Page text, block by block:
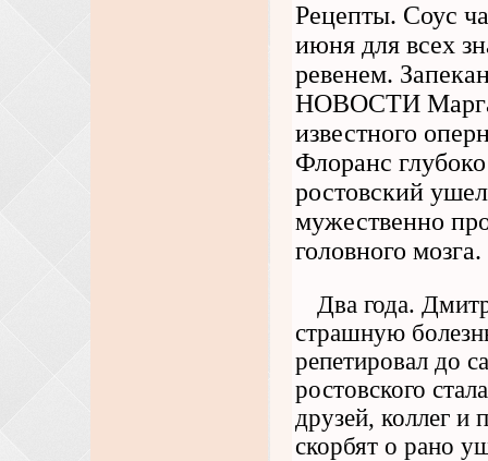
Рецепты. Соус
июня для всех
ревенем.
НОВОСТИ
известного
Флоранс
ростовский
мужественно
головного мозга.
Два года.
страшную
репетировал до
ростовского
друзей, коллег и
скорбят о рано